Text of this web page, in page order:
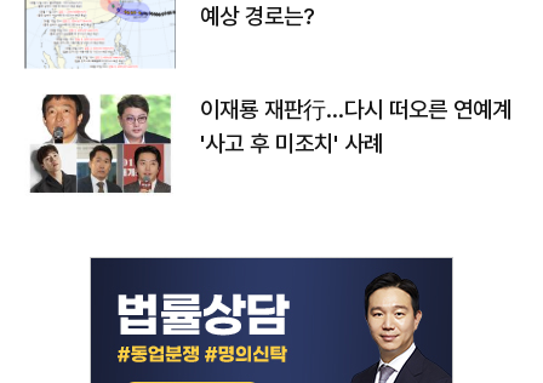
예상 경로는?
이재룡 재판行…다시 떠오른 연예계
'사고 후 미조치' 사례